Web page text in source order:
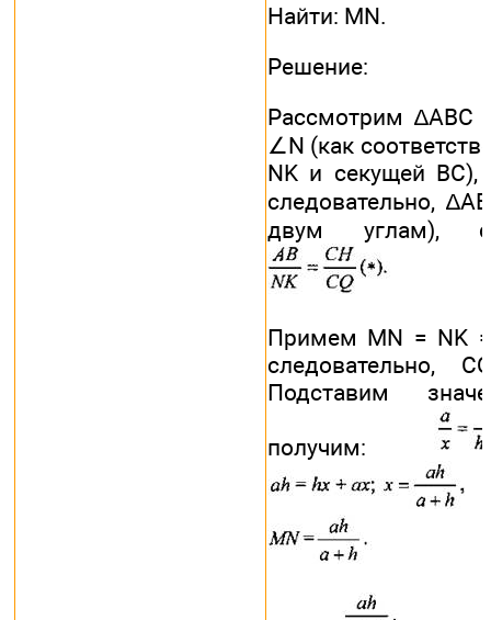
Найти: MN.
Решение:
Рассмотрим ∆АВС
∠N (как
NK и секущей
следовательно,
двум углам),
Примем MN = NK
Подставим
получим: